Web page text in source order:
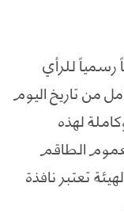
رسمياً للرأي
من تاريخ اليوم
وكاملة لهذه
الطاقم
تعتبر نافذة